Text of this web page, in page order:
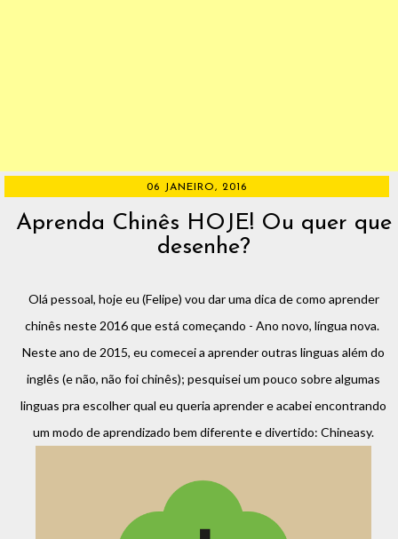
06 JANEIRO, 2016
Aprenda Chinês HOJE! Ou quer que
desenhe?
Olá pessoal, hoje eu (Felipe) vou dar uma dica de como aprender
chinês neste 2016 que está começando - Ano novo, língua nova.
Neste ano de 2015, eu comecei a aprender outras linguas além do
inglês (e não, não foi chinês); pesquisei um pouco sobre algumas
linguas pra escolher qual eu queria aprender e acabei encontrando
um modo de aprendizado bem diferente e divertido: Chineasy.